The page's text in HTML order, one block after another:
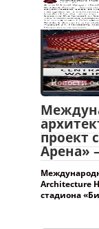
Новости о
проект
Арена»
Architecture
стадиона